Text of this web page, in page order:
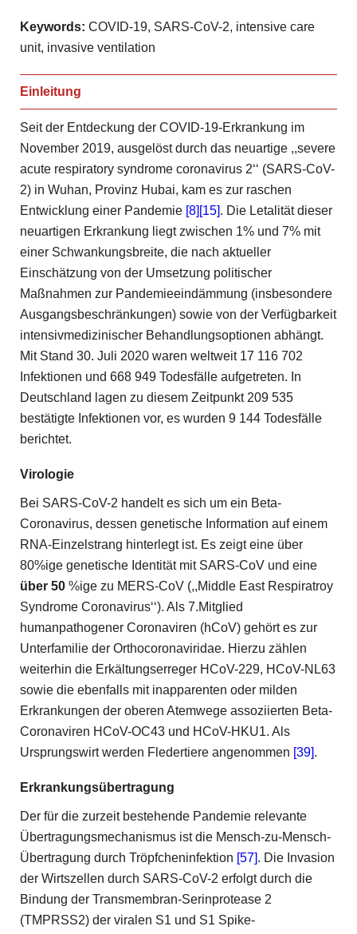
Keywords: COVID-19, SARS-CoV-2, intensive care
unit, invasive ventilation
Einleitung
Seit der Entdeckung der COVID-19-Erkrankung im
November 2019, ausgelöst durch das neuartige ,,severe
acute respiratory syndrome coronavirus 2‘‘ (SARS-CoV-
2) in Wuhan, Provinz Hubai, kam es zur raschen
Entwicklung einer Pandemie [8] [15]. Die Letalität dieser
neuartigen Erkrankung liegt zwischen 1% und 7% mit
einer Schwankungsbreite, die nach aktueller
Einschätzung von der Umsetzung politischer
Maßnahmen zur Pandemieeindämmung (insbesondere
Ausgangsbeschränkungen) sowie von der Verfügbarkeit
intensivmedizinischer Behandlungsoptionen abhängt.
Mit Stand 30. Juli 2020 waren weltweit 17 116 702
Infektionen und 668 949 Todesfälle aufgetreten. In
Deutschland lagen zu diesem Zeitpunkt 209 535
bestätigte Infektionen vor, es wurden 9 144 Todesfälle
berichtet.
Virologie
Bei SARS-CoV-2 handelt es sich um ein Beta-
Coronavirus, dessen genetische Information auf einem
RNA-Einzelstrang hinterlegt ist. Es zeigt eine über
80%ige genetische Identität mit SARS-CoV und eine
über 50 %ige zu MERS-CoV (,,Middle East Respiratroy
Syndrome Coronavirus‘‘). Als 7.Mitglied
humanpathogener Coronaviren (hCoV) gehört es zur
Unterfamilie der Orthocoronaviridae. Hierzu zählen
weiterhin die Erkältungserreger HCoV-229, HCoV-NL63
sowie die ebenfalls mit inapparenten oder milden
Erkrankungen der oberen Atemwege assoziierten Beta-
Coronaviren HCoV-OC43 und HCoV-HKU1. Als
Ursprungswirt werden Fledertiere angenommen [39].
Erkrankungsübertragung
Der für die zurzeit bestehende Pandemie relevante
Übertragungsmechanismus ist die Mensch-zu-Mensch-
Übertragung durch Tröpfcheninfektion [57]. Die Invasion
der Wirtszellen durch SARS-CoV-2 erfolgt durch die
Bindung der Transmembran-Serinprotease 2
(TMPRSS2) der viralen S1 und S1 Spike-